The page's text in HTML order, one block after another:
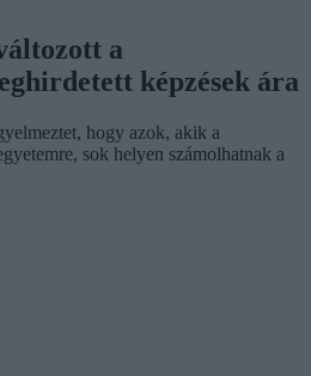
a
képzések ára
hogy azok, akik a
sok helyen számolhatnak a